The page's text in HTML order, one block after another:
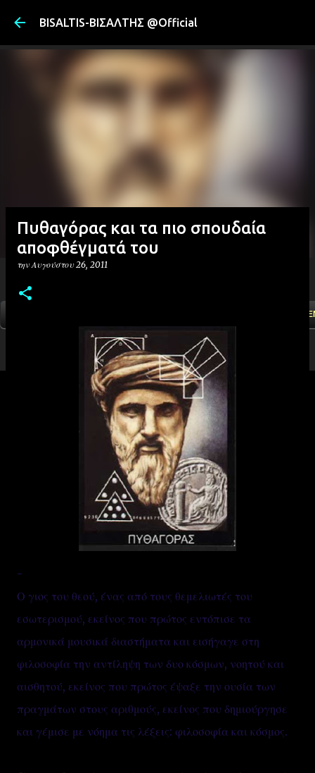
BISALTIS-ΒΙΣΑΛΤΗΣ @Official
Πυθαγόρας και τα πιο σπουδαία
αποφθέγματά του
τηνΑυγούστου 26, 2011
-
Ο γιος του θεού, ένας από τους θεμελιωτές του
εσωτερισμού, εκείνος που πρώτος εντόπισε τα
αρμονικά μουσικά διαστήματα και εισήγαγε στη
φιλοσοφία την αντίληψη των δυο κόσμων, νοητού και
αισθητού, εκείνος που πρώτος έψαξε την ουσία των
πραγμάτων στους αριθμούς, εκείνος που δημιούργησε
και γέμισε με νόημα τις λέξεις: φιλοσοφία και κόσμος.